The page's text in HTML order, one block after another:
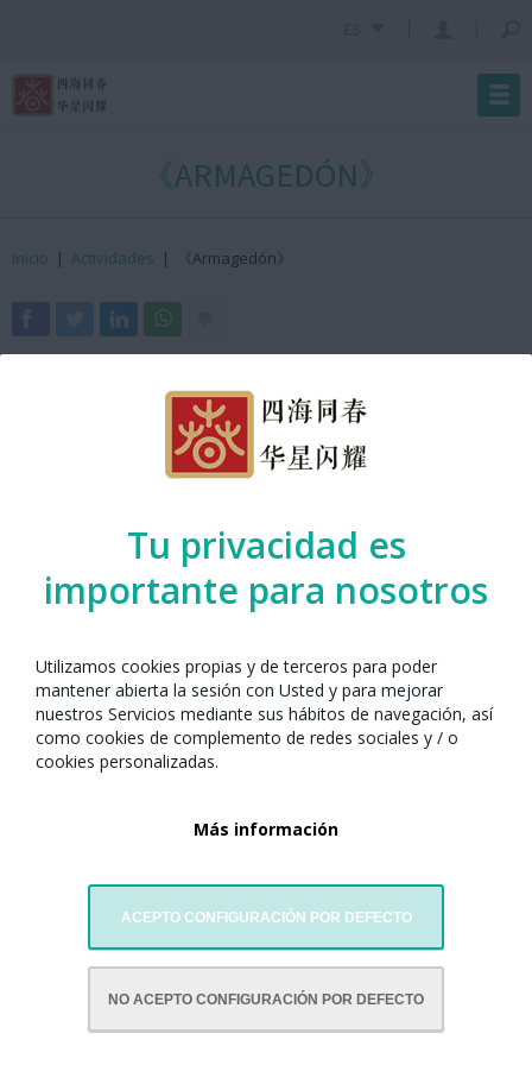
Tu privacidad es
importante para nosotros
Utilizamos cookies propias y de terceros para poder
mantener abierta la sesión con Usted y para mejorar
nuestros Servicios mediante sus hábitos de navegación, así
como cookies de complemento de redes sociales y / o
cookies personalizadas.
Más información
ACEPTO CONFIGURACIÓN POR DEFECTO
NO ACEPTO CONFIGURACIÓN POR DEFECTO
《ARMAGEDÓN》
Inicio | Actividades | 《Armagedón》
25 de enero de 2025
17:50h GMT +2
CON LA COLABORACIÓN DE: